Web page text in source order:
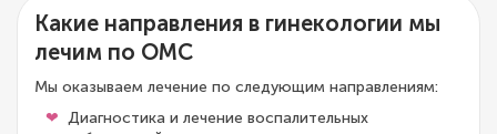
Какие направления в гинекологии мы
лечим по ОМС
Мы оказываем лечение по следующим направлениям:
Диагностика и лечение воспалительных